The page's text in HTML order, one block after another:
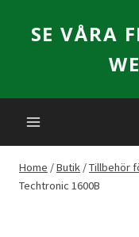
SE VÅRA
Home /Butik /Tillbehör
Techtronic 1600B